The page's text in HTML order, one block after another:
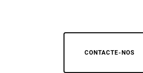
CONTACTE-NOS